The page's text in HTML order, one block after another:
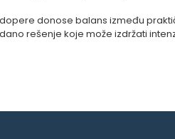
donose balans između
rešenje koje može izdržati